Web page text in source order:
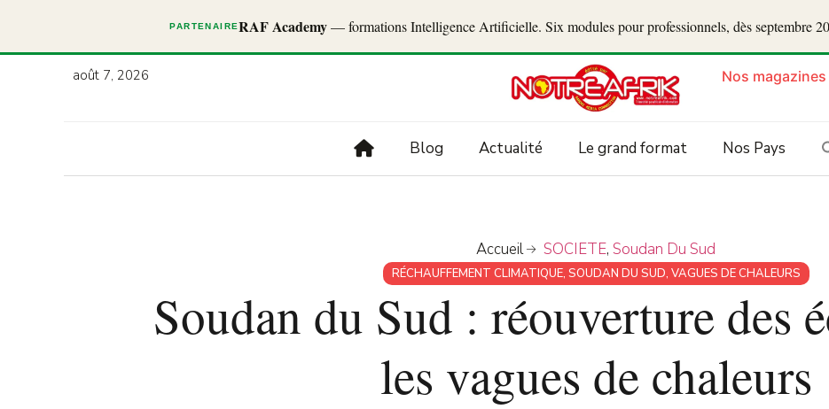
PARTENAIRERAF Academy— formations Intelligence Artificielle. Six modules pour professionnels, dès septembre
août 7, 2026 Nos magazines
Blog Actualité Le grand format Nos Pays
Accueil SOCIETE, Soudan Du Sud
RÉCHAUFFEMENT CLIMATIQUE, SOUDAN DU SUD, VAGUES DE CHALEURS
Soudan du Sud : réouverture des
les vagues de chaleurs